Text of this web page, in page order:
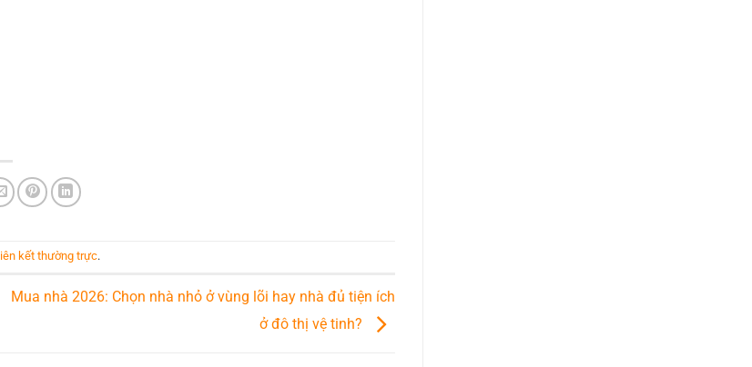
liên kết thường trực.
Mua nhà 2026: Chọn nhà nhỏ ở vùng lõi hay nhà đủ tiện ích
ở đô thị vệ tinh?